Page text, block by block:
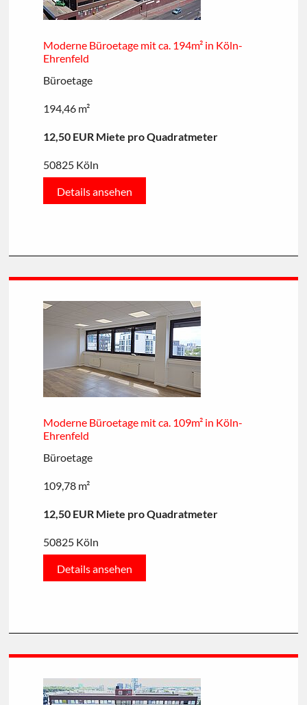
Moderne Büroetage mit ca. 194m² in Köln-
Ehrenfeld
Büroetage
194,46 m²
12,50 EUR Miete pro Quadratmeter
50825 Köln
Details ansehen
Moderne Büroetage mit ca. 109m² in Köln-
Ehrenfeld
Büroetage
109,78 m²
12,50 EUR Miete pro Quadratmeter
50825 Köln
Details ansehen